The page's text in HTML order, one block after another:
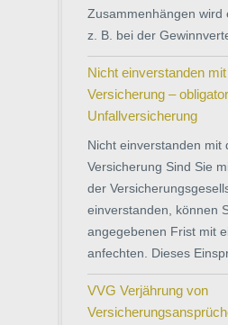
Zusammenhängen wird
z. B. bei der
Nicht einverstanden
Versicherung –
Unfallversicherung
Nicht einverstanden mit
Versicherung Sind Sie
der
einverstanden, können
angegebenen Frist mit
anfechten. Dieses
VVG Verjährung von